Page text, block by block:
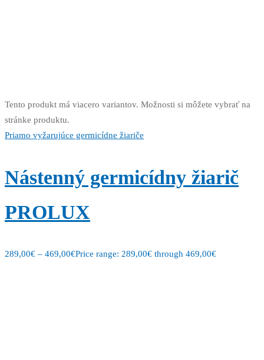
Tento produkt má viacero variantov. Možnosti si môžete vybrať na
stránke produktu.
Priamo vyžarujúce germicídne žiariče
Nástenný germicídny žiarič
PROLUX
289,00€ – 469,00€Price range: 289,00€ through 469,00€